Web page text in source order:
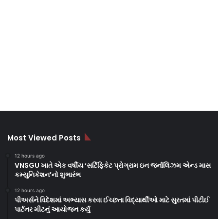
Most Viewed Posts
12 hours ago
VNSGU ખાતે એક વર્ષીય ‘સર્ટિફિકેટ પ્રોગ્રામ ઇન જર્નાલિઝમ એન્ડ માસ
કમ્યુનિકેશન’નો શુભારંભ
12 hours ago
પીઅર્સને વિદેશમાં અભ્યાસ કરવા ઈચ્છતા વિદ્યાર્થીઓ માટે સુરતમાં પીટીઈ
પાર્ટનર મીટનું આયોજન કર્યું